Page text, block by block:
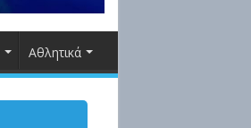
Αθλητικά